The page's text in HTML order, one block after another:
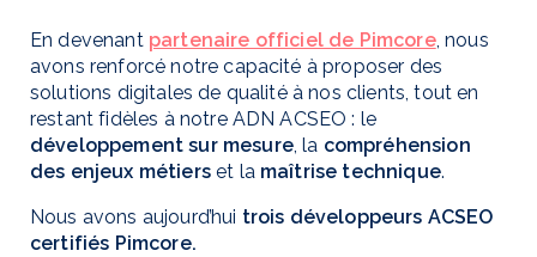
En devenant partenaire officiel de Pimcore, nous
avons renforcé notre capacité à proposer des
solutions digitales de qualité à nos clients, tout en
restant fidèles à notre ADN ACSEO : le
développement sur mesure, la compréhension
des enjeux métierset la maîtrise technique.
Nous avons aujourd’hui trois développeurs ACSEO
certifiés Pimcore.